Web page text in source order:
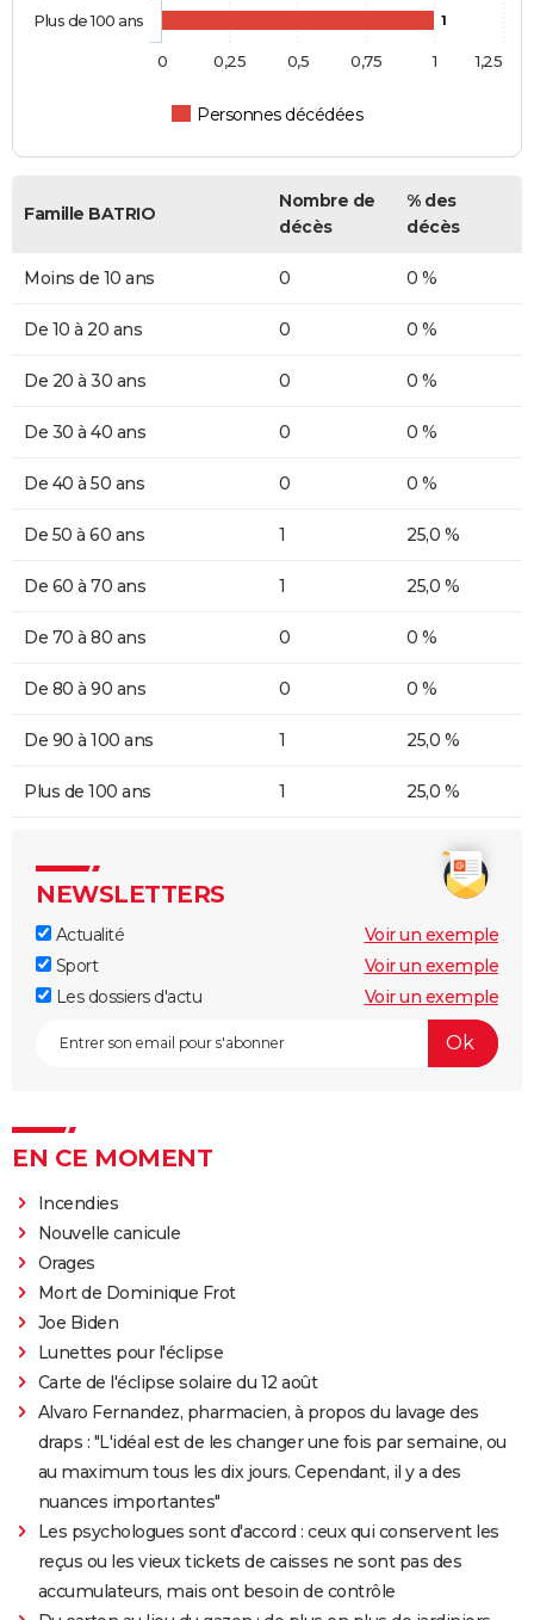
1
Personnes décédées
Plus de 100 ans
0 1
0,25 0,5 0,75 1,25
Famille BATRIO
Nombre de
décès
% des
décès
Moins de 10 ans 0 0 %
De 10 à 20 ans 0 0 %
De 20 à 30 ans 0 0 %
De 30 à 40 ans 0 0 %
De 40 à 50 ans 0 0 %
De 50 à 60 ans 1 25,0 %
De 60 à 70 ans 1 25,0 %
De 70 à 80 ans 0 0 %
De 80 à 90 ans 0 0 %
De 90 à 100 ans 1 25,0 %
Plus de 100 ans 1 25,0 %
NEWSLETTERS
Actualité
Voir un exemple
Sport
Voir un exemple
Les dossiers d'actu
Voir un exemple
EN CE MOMENT
Incendies
Nouvelle canicule
Orages
Mort de Dominique Frot
Joe Biden
Lunettes pour l'éclipse
Carte de l'éclipse solaire du 12 août
Alvaro Fernandez, pharmacien, à propos du lavage des
draps : "L'idéal est de les changer une fois par semaine, ou
au maximum tous les dix jours. Cependant, il y a des
nuances importantes"
Les psychologues sont d'accord : ceux qui conservent les
reçus ou les vieux tickets de caisses ne sont pas des
accumulateurs, mais ont besoin de contrôle